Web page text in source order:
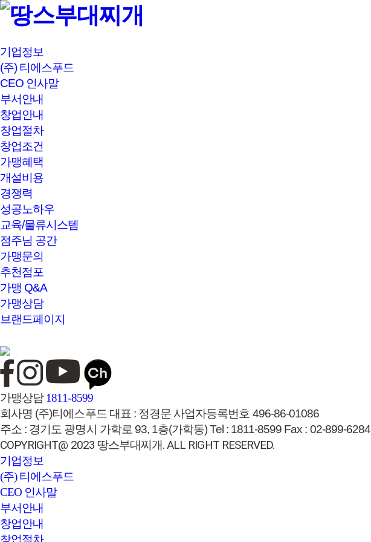
본문바로가기
기업정보
(주) 티에스푸드
CEO 인사말
부서안내
창업안내
창업절차
창업조건
가맹혜택
개설비용
경쟁력
성공노하우
교육/물류시스템
점주님 공간
가맹문의
추천점포
가맹 Q&A
가맹상담
브랜드페이지
가맹상담 1811-8599
회사명 (주)티에스푸드 대표 : 정경문 사업자등록번호 496-86-01086
주소 : 경기도 광명시 가학로 93, 1층(가학동)Tel : 1811-8599 Fax : 02-899-6284
COPYRIGHT@ 2023 땅스부대찌개. ALL RIGHT RESERVED.
기업정보
(주) 티에스푸드
CEO 인사말
부서안내
창업안내
창업절차